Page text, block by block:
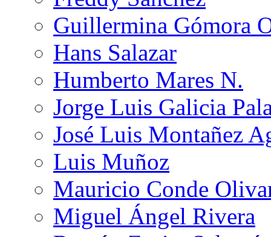
Guillermina Gómora
Hans Salazar
Humberto Mares N.
Jorge Luis Galicia
José Luis Montañez
Luis Muñoz
Mauricio Conde
Miguel Ángel Rivera